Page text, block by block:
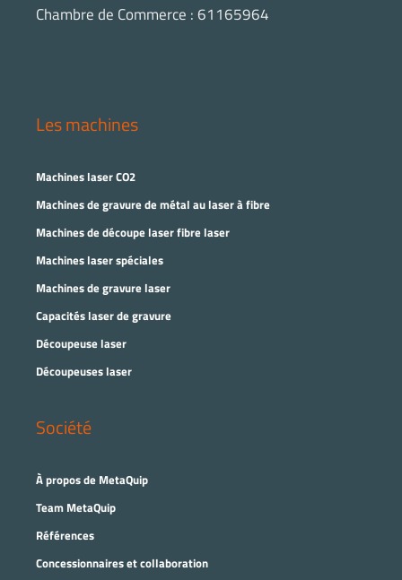
Chambre de Commerce : 61165964
Les machines
Machines laser CO2
Machines de gravure de métal au laser à fibre
Machines de découpe laser fibre laser
Machines laser spéciales
Machines de gravure laser
Capacités laser de gravure
Découpeuse laser
Découpeuses laser
Société
À propos de MetaQuip
Team MetaQuip
Références
Concessionnaires et collaboration